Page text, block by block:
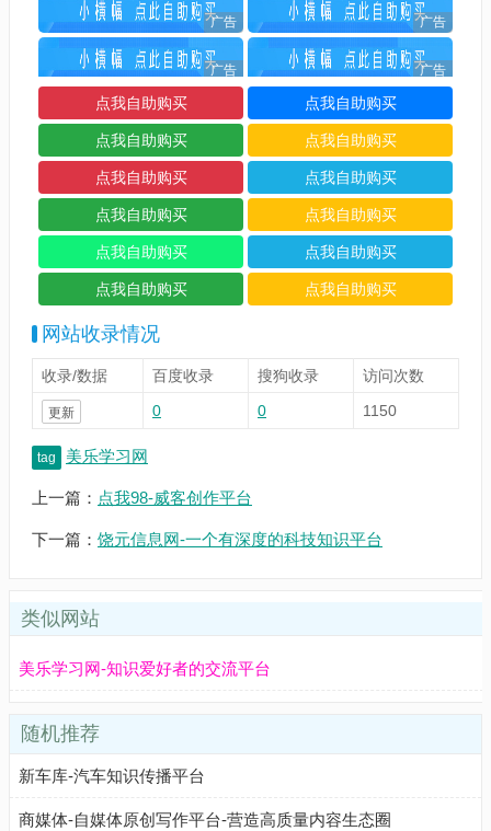
网站收录情况
收录/数据 百度收录 搜狗收录 访问次数
更新 0 0 1150
tag 美乐学习网
上一篇： 点我98-威客创作平台
下一篇： 饶元信息网-一个有深度的科技知识平台
类似网站
美乐学习网-知识爱好者的交流平台
随机推荐
新车库-汽车知识传播平台
商媒体-自媒体原创写作平台-营造高质量内容生态圈